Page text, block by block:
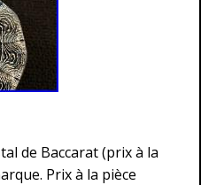
de Baccarat (prix à la
Prix à la pièce